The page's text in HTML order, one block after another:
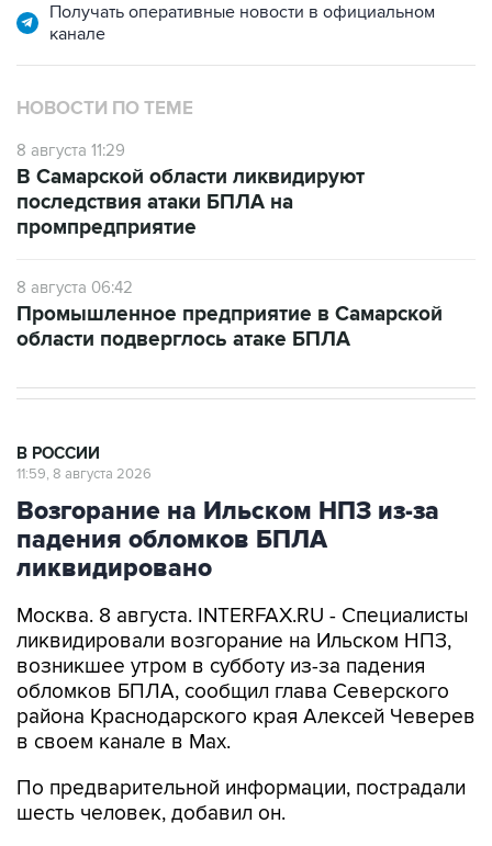
Получать оперативные новости в официальном
канале
НОВОСТИ ПО ТЕМЕ
8 августа 11:29
В Самарской области ликвидируют
последствия атаки БПЛА на
промпредприятие
8 августа 06:42
Промышленное предприятие в Самарской
области подверглось атаке БПЛА
В РОССИИ
11:59, 8 августа 2026
Возгорание на Ильском НПЗ из-за
падения обломков БПЛА
ликвидировано
Москва. 8 августа. INTERFAX.RU - Специалисты
ликвидировали возгорание на Ильском НПЗ,
возникшее утром в субботу из-за падения
обломков БПЛА, сообщил глава Северского
района Краснодарского края Алексей Чеверев
в своем канале в Max.
По предварительной информации, пострадали
шесть человек, добавил он.